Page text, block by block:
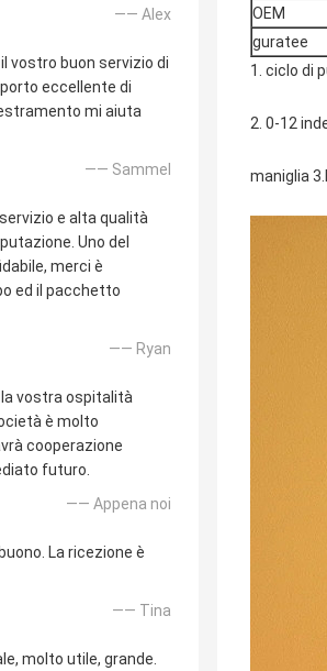
—— Alex
vostro buon servizio di
eccellente di
mi aiuta
—— Sammel
e alta qualità
Uno del
merci è
ed il pacchetto
—— Ryan
vostra ospitalità
è molto
cooperazione
futuro.
—— Appena noi
La ricezione è
—— Tina
molto utile, grande.
OEM
guratee
1. ciclo di
2. 0-12
maniglia